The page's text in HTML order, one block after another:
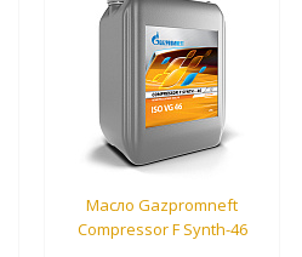
Масло Gazpromneft
Compressor F Synth-46